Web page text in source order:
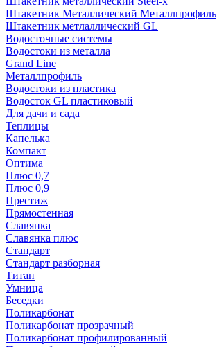
Штакетник Металлический Металлпрофиль
Штакетник метлаллический GL
Водосточные системы
Водостоки из металла
Grand Line
Металлпрофиль
Водостоки из пластика
Водосток GL пластиковый
Для дачи и сада
Теплицы
Капелька
Компакт
Оптима
Плюс 0,7
Плюс 0,9
Престиж
Прямостенная
Славянка
Славянка плюс
Стандарт
Стандарт разборная
Титан
Умница
Беседки
Поликарбонат
Поликарбонат прозрачный
Поликарбонат профилированный